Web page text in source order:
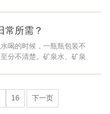
一、空调制冷原理：首先
电能制造
常所需？
喝的时候，一瓶瓶包装不
分不清楚。矿泉水、矿泉
实并非如此。《国家标准
水、
16 下一页